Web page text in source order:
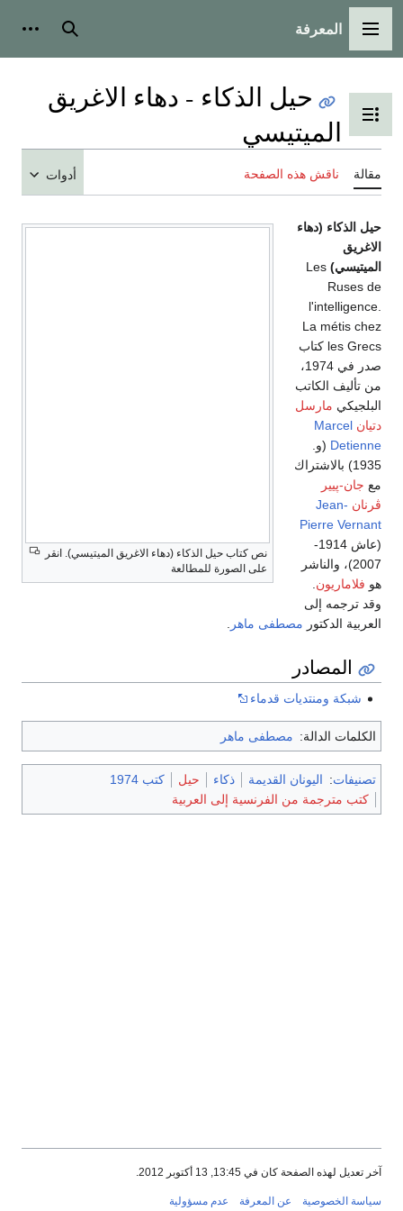
القائمة الرئيسية
المعرفة بحث
تبديل عرض جدول المحتويات
حيل الذكاء - دهاء الاغريق
الميتيسي
مقالة ناقش هذه الصفحة أدوات
نص كتاب حيل الذكاء (دهاء الاغريق الميتيسي). انقر
على الصورة للمطالعة
حيل الذكاء (دهاء
الاغريق
الميتيسي) Les
Ruses de
l'intelligence.
La métis chez
les Grecs كتاب
صدر في 1974،
من تأليف الكاتب
البلجيكي مارسل
دتيان Marcel
Detienne (و.
1935) بالاشتراك
مع جان-پيير
ڤرنان Jean-
Pierre Vernant
(عاش 1914-
2007)، والناشر
هو فلاماريون
وقد ترجمه إلى
العربية الدكتور مصطفى ماهر
المصادر
شبكة ومنتديات قدماء
الكلمات الدالة: مصطفى ماهر
تصنيفات: اليونان القديمة ذكاء حيل
كتب 1974
كتب مترجمة من الفرنسية إلى العربية
آخر تعديل لهذه الصفحة كان في 13:45, 13 أكتوبر 2012.
سياسة الخصوصية عن المعرفة عدم مسؤولية